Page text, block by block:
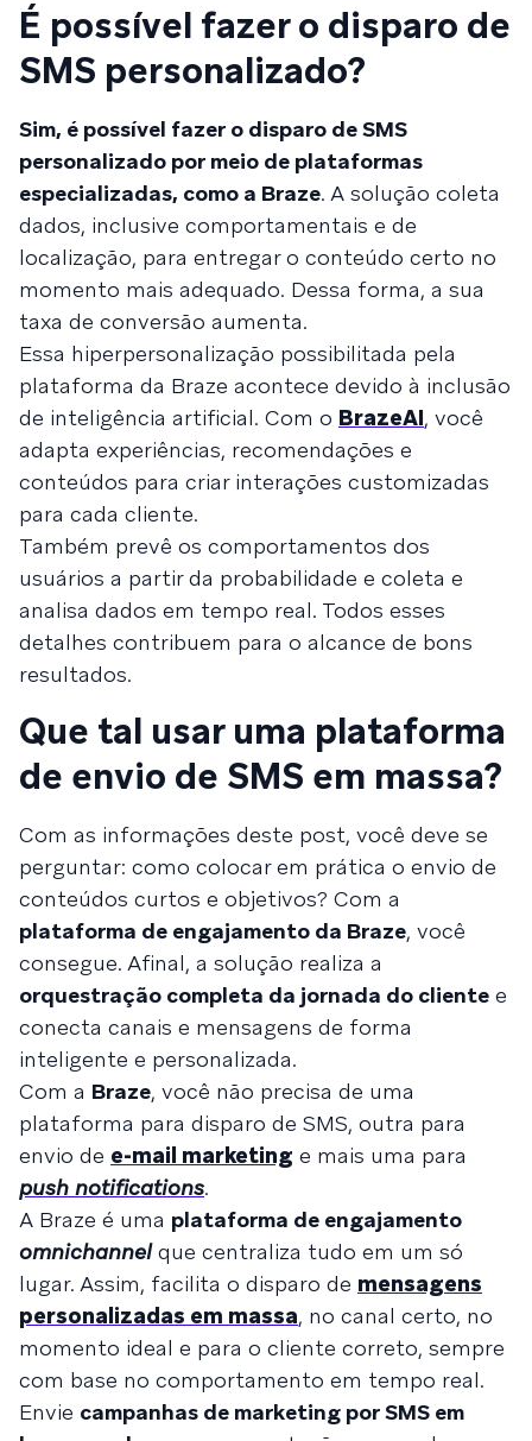
É possível fazer o disparo de
SMS personalizado?
Sim, é possível fazer o disparo de SMS
personalizado por meio de plataformas
especializadas, como a Braze. A solução coleta
dados, inclusive comportamentais e de
localização, para entregar o conteúdo certo no
momento mais adequado. Dessa forma, a sua
taxa de conversão aumenta.
Essa hiperpersonalização possibilitada pela
plataforma da Braze acontece devido à inclusão
de inteligência artificial. Com o BrazeAI, você
adapta experiências, recomendações e
conteúdos para criar interações customizadas
para cada cliente.
Também prevê os comportamentos dos
usuários a partir da probabilidade e coleta e
analisa dados em tempo real. Todos esses
detalhes contribuem para o alcance de bons
resultados.
Que tal usar uma plataforma
de envio de SMS em massa?
Com as informações deste post, você deve se
perguntar: como colocar em prática o envio de
conteúdos curtos e objetivos? Com a
plataforma de engajamento da Braze, você
consegue. Afinal, a solução realiza a
orquestração completa da jornada do cliente e
conecta canais e mensagens de forma
inteligente e personalizada.
Com a Braze, você não precisa de uma
plataforma para disparo de SMS, outra para
envio de e-mail marketing e mais uma para
push notifications.
A Braze é uma plataforma de engajamento
omnichannel que centraliza tudo em um só
lugar. Assim, facilita o disparo de mensagens
personalizadas em massa, no canal certo, no
momento ideal e para o cliente correto, sempre
com base no comportamento em tempo real.
Envie campanhas de marketing por SMS em